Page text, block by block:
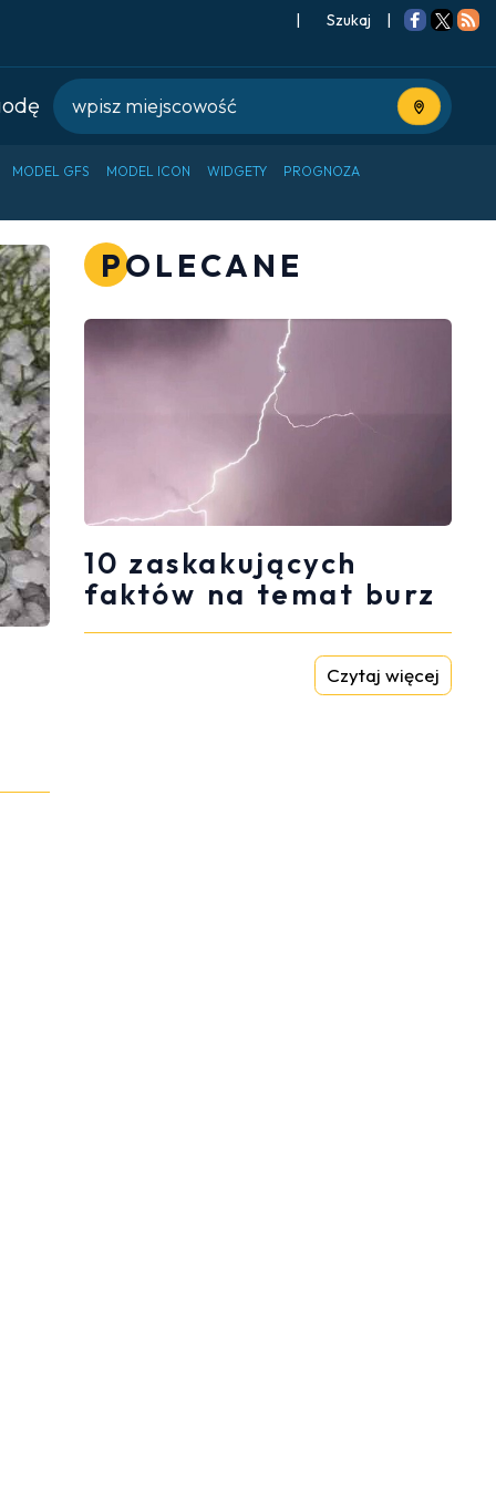
| |
Użyj
MODEL GFS MODEL ICON WIDGETY PROGNOZA
POLECANE
10 zaskakujących
faktów na temat burz
Czytaj więcej